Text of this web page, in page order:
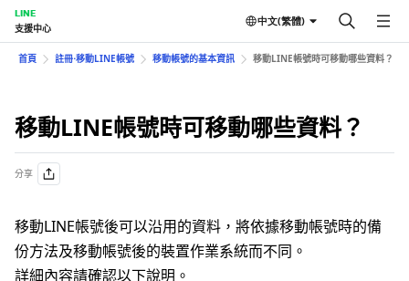
LINE
支援中心
中文(繁體)
首頁 註冊⋅移動LINE帳號 移動帳號的基本資訊 移動LINE帳號時可移動哪些資料？
移動LINE帳號時可移動哪些資料？
分享
移動LINE帳號後可以沿用的資料，將依據移動帳號時的備
份方法及移動帳號後的裝置作業系統而不同。
詳細內容請確認以下說明。